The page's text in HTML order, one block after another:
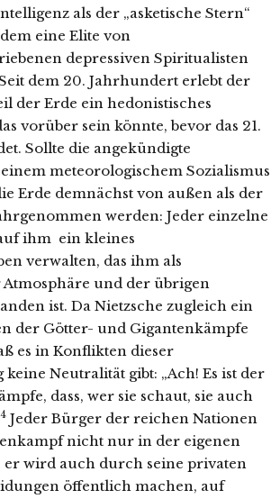
als der „asketische Stern“
eine Elite von
depressiven Spiritualisten
dem 20. Jahrhundert erlebt der
der Erde ein hedonistisches
vorüber sein könnte, bevor das 21.
Sollte die angekündigte
meteorologischem Sozialismus
Erde demnächst von außen als der
werden: Jeder einzelne
ihm ein kleines
verwalten, das ihm als
und der übrigen
ist. Da Nietzsche zugleich ein
der Götter- und Gigantenkämpfe
es in Konflikten dieser
Neutralität gibt: „Ach! Es ist der
dass, wer sie schaut, sie auch
4 Jeder Bürger der reichen Nationen
nicht nur in der eigenen
er wird auch durch seine privaten
öffentlich machen, auf